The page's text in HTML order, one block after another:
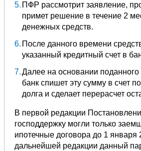
ПФР рассмотрит заявление,
примет решение в течение 2
денежных средств.
После данного времени
указанный кредитный счет в
Далее на основании
банк спишет эту сумму в счет
долга и сделает перерасчет
В первой редакции
господдержку могли только
ипотечные договора до 1 января
дальнейшей редакции данный